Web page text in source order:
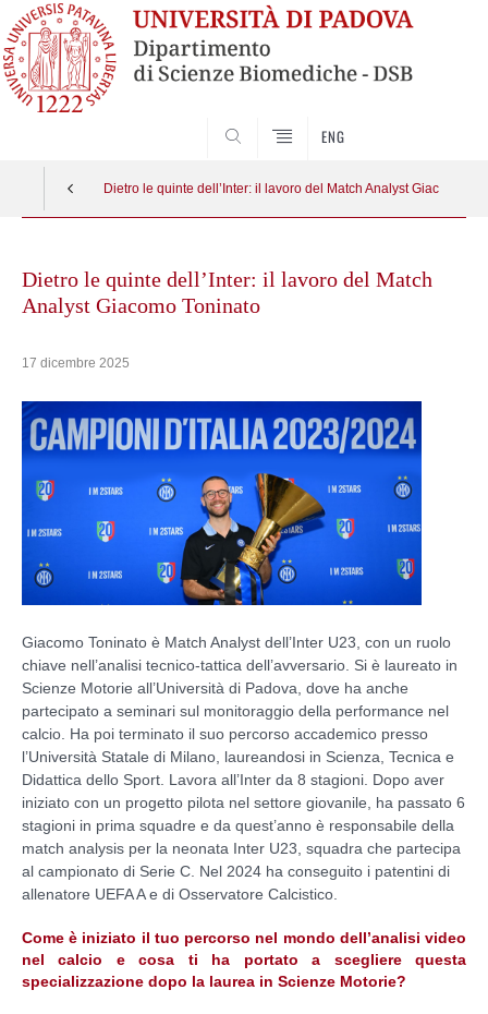
ENG
Dietro le quinte dell’Inter: il lavoro del Match Analyst Giacomo
contentDietro le quinte dell’Inter: il lavoro del Match
Analyst Giacomo Toninato
17 dicembre 2025
Giacomo Toninato è Match Analyst dell’Inter U23, con un ruolo
chiave nell’analisi tecnico-tattica dell’avversario. Si è laureato in
Scienze Motorie all’Università di Padova, dove ha anche
partecipato a seminari sul monitoraggio della performance nel
calcio. Ha poi terminato il suo percorso accademico presso
l’Università Statale di Milano, laureandosi in Scienza, Tecnica e
Didattica dello Sport. Lavora all’Inter da 8 stagioni. Dopo aver
iniziato con un progetto pilota nel settore giovanile, ha passato 6
stagioni in prima squadre e da quest’anno è responsabile della
match analysis per la neonata Inter U23, squadra che partecipa
al campionato di Serie C. Nel 2024 ha conseguito i patentini di
allenatore UEFA A e di Osservatore Calcistico.
Come è iniziato il tuo percorso nel mondo dell’analisi video
nel calcio e cosa ti ha portato a scegliere questa
specializzazione dopo la laurea in Scienze Motorie?